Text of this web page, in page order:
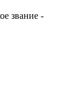
звание -